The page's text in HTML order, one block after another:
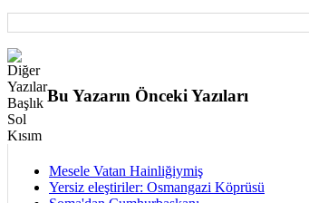
Bu Yazarın Önceki Yazıları
Mesele Vatan Hainliğiymiş
Yersiz eleştiriler: Osmangazi Köprüsü